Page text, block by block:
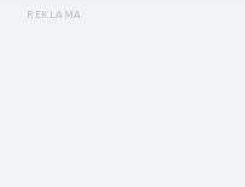
REKLAMA